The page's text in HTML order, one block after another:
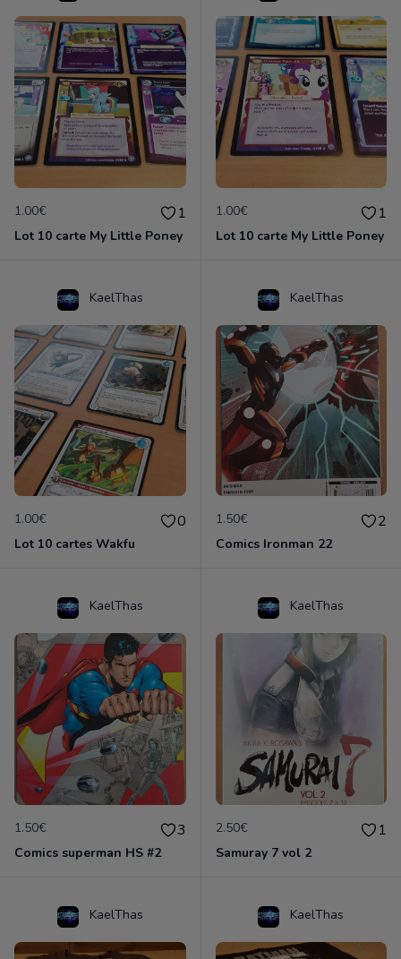
1.00€ 1
Lot 10 carte My Little Poney
1.00€ 1
Lot 10 carte My Little Poney
KaelThas
1.00€ 0
Lot 10 cartes Wakfu
KaelThas
1.50€ 2
Comics Ironman 22
KaelThas
1.50€ 3
Comics superman HS #2
KaelThas
2.50€ 1
Samuray 7 vol 2
KaelThas KaelThas